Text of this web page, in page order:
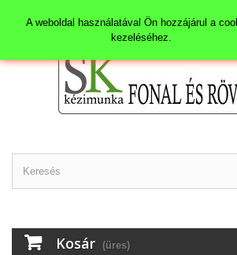
Kosár (üres)
A weboldal használatával Ön hozzájárul a
kezeléséhez.